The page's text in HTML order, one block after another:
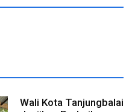
Wali Kota Tanjungbalai